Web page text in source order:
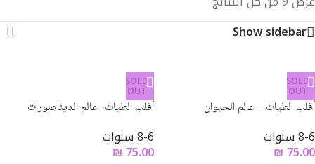
Show sidebar
SOLD
OUT
أقلب الطيات – عالم الحيوان
8-6 سنوات
₪ 75.00
SOLD
OUT
أقلب الطيات -عالم الديناصورات
8-6 سنوات
₪ 75.00